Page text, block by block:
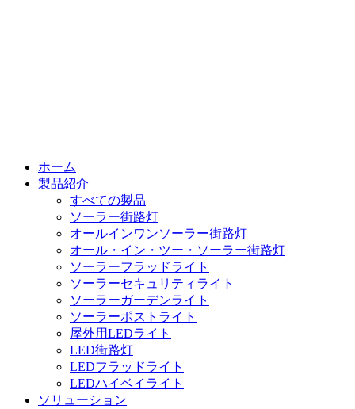
ホーム
製品紹介
すべての製品
ソーラー街路灯
オールインワンソーラー街路灯
オール・イン・ツー・ソーラー街路灯
ソーラーフラッドライト
ソーラーセキュリティライト
ソーラーガーデンライト
ソーラーポストライト
屋外用LEDライト
LED街路灯
LEDフラッドライト
LEDハイベイライト
ソリューション